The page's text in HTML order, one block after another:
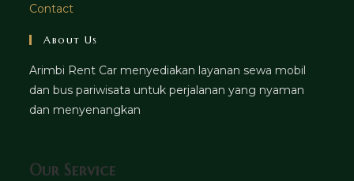
Contact
About Us
Arimbi Rent Car menyediakan layanan sewa mobil
dan bus pariwisata untuk perjalanan yang nyaman
dan menyenangkan
Our Service